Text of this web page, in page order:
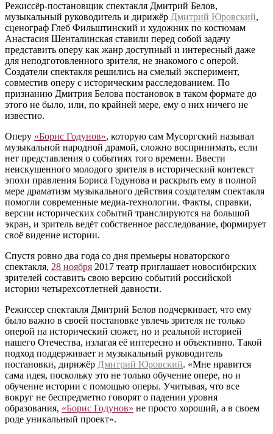
Режиссёр-постановщик спектакля Дмитрий Белов,
музыкальный руководитель и дирижёр Дмитрий Юровский,
сценограф Глеб Фильштинский и художник по костюмам
Анастасия Шенталинская ставили перед собой задачу
представить оперу как жанр доступный и интересный даже
для неподготовленного зрителя, не знакомого с оперой.
Создатели спектакля решились на смелый эксперимент,
совместив оперу с историческим расследованием. По
признанию Дмитрия Белова постановок в таком формате до
этого не было, или, по крайней мере, ему о них ничего не
известно.
Оперу «Борис Годунов», которую сам Мусоргский называл
музыкальной народной драмой, сложно воспринимать, если
нет представления о событиях того времени. Ввести
неискушенного молодого зрителя в исторический контекст
эпохи правления Бориса Годунова и раскрыть ему в полной
мере драматизм музыкального действия создателям спектакля
помогли современные медиа-технологии. Факты, справки,
версии исторических событий транслируются на большой
экран, и зритель ведёт собственное расследование, формирует
своё видение истории.
Спустя ровно два года со дня премьеры новаторского
спектакля, 28 ноября 2017 театр приглашает новосибирских
зрителей составить свою версию событий российской
истории четырехсотлетней давности.
Режиссер спектакля Дмитрий Белов подчеркивает, что ему
было важно в своей постановке увлечь зрителя не только
оперой на исторический сюжет, но и реальной историей
нашего Отечества, излагая её интересно и объективно. Такой
подход поддерживает и музыкальный руководитель
постановки, дирижёр Дмитрий Юровский. «Мне нравится
сама идея, поскольку это не только обучение опере, но и
обучение истории с помощью оперы. Учитывая, что все
вокруг не беспредметно говорят о падении уровня
образования, «Борис Годунов» не просто хороший, а в своем
роде уникальный проект».